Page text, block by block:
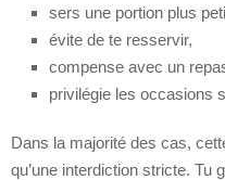
sers une portion plus
évite de te resservir,
compense avec un
privilégie les occasions
Dans la majorité des cas,
qu’une interdiction stricte. Tu